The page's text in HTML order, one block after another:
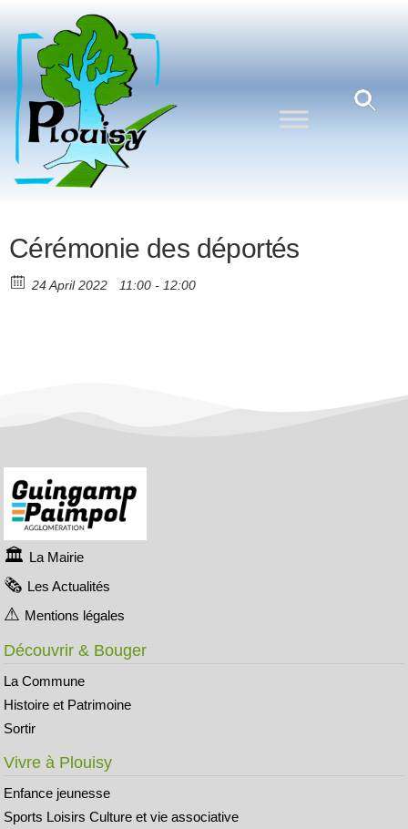
Commune
de
Cérémonie des déportés
24 April 2022 11:00 - 12:00
La Mairie
Les Actualités
Mentions légales
Découvrir & Bouger
La Commune
Histoire et Patrimoine
Sortir
Vivre à Plouisy
Enfance jeunesse
Sports Loisirs Culture et vie associative